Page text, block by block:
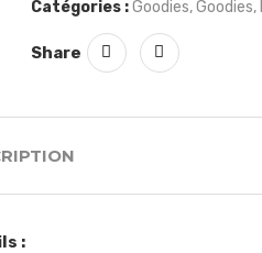
Catégories :Goodies,Goodies,
Share
: